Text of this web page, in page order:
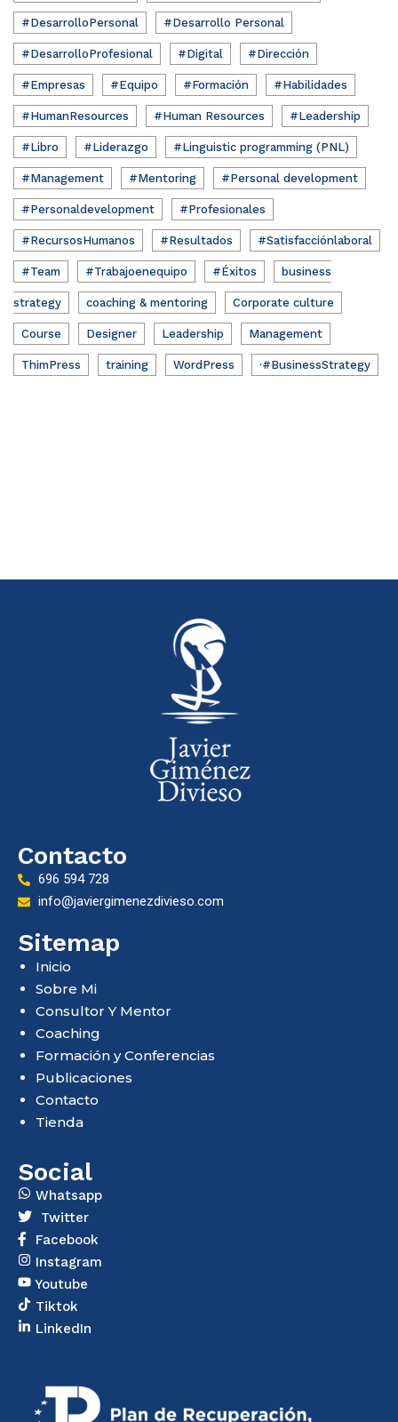
#DesarrolloPersonal #Desarrollo Personal
#DesarrolloProfesional #Digital #Dirección
#Empresas #Equipo #Formación #Habilidades
#HumanResources #Human Resources #Leadership
#Libro #Liderazgo #Linguistic programming (PNL)
#Management #Mentoring #Personal development
#Personaldevelopment #Profesionales
#RecursosHumanos #Resultados #Satisfacciónlaboral
#Team #Trabajoenequipo #Éxitos business
strategy coaching & mentoring Corporate culture
Course Designer Leadership Management
ThimPress training WordPress ·#BusinessStrategy
Contacto
696 594 728
info@javiergimenezdivieso.com
Sitemap
Inicio
Sobre Mi
Consultor Y Mentor
Coaching
Formación y Conferencias
Publicaciones
Contacto
Tienda
Social
Whatsapp
Twitter
Facebook
Instagram
Youtube
Tiktok
LinkedIn